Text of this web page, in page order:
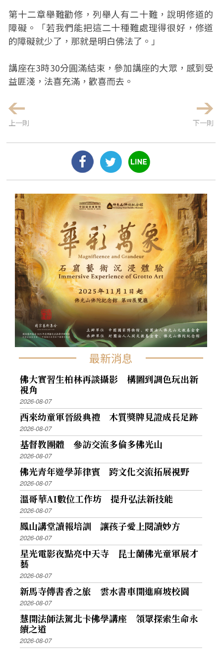
第十二章舉難勸修，列舉人有二十難，說明修道的
障礙。「若我們能把這二十種難處理得很好，修道
的障礙就少了，那就是明白佛法了。」
講座在3時30分圓滿結束，參加講座的大眾，感到受
益匪淺，法喜充滿，歡喜而去。
上一則 下一則
最新消息
佛大實習生柏林再談攝影 構圖到調色玩出新
視角
2026-08-07
西來幼童軍晉級典禮 木質獎牌見證成長足跡
2026-08-07
基督教團體 參訪交流多倫多佛光山
2026-08-07
佛光青年遊學菲律賓 跨文化交流拓展視野
2026-08-07
溫哥華AI數位工作坊 提升弘法新技能
2026-08-07
鳳山講堂讀報培訓 讓孩子愛上閱讀妙方
2026-08-07
星光電影夜點亮中天寺 昆士蘭佛光童軍展才
藝
2026-08-07
新馬寺傳書香之旅 雲水書車開進麻坡校園
2026-08-07
慧開法師法駕北卡佛學講座 領眾探索生命永
續之道
2026-08-07